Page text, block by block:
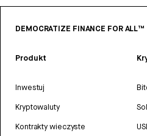
DEMOCRATIZE FINANCE FOR ALL™
Produkt
Inwestuj
Kryptowaluty
Kontrakty wieczyste